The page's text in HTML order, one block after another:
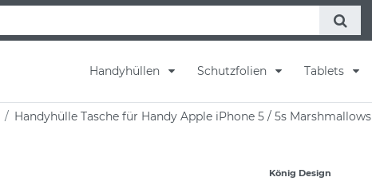
Handyhüllen Schutzfolien Tablets
Handyhülle Tasche für Handy Apple iPhone 5 / 5s Marshmallows
König Design